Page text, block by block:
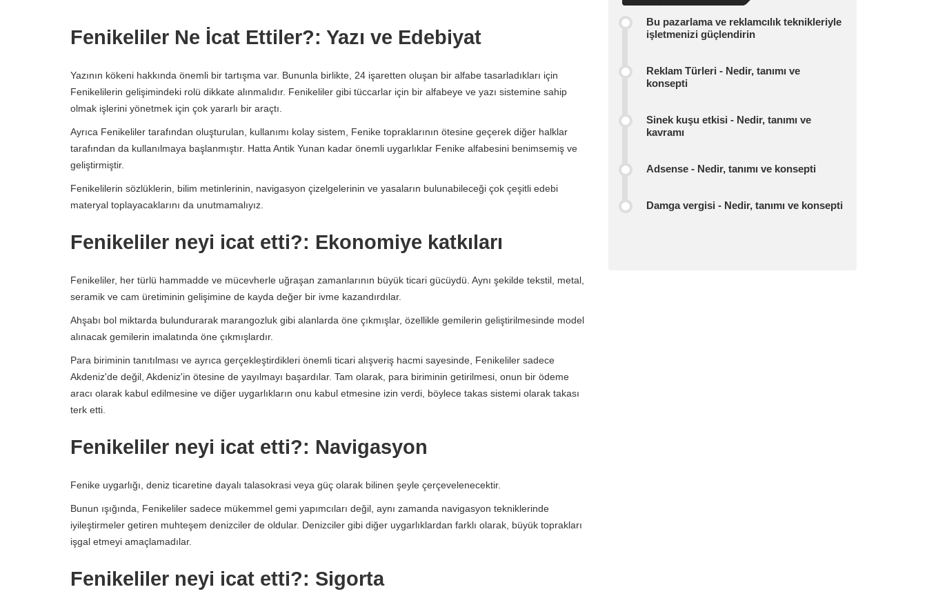
Fenikeliler Ne İcat Ettiler?: Yazı ve Edebiyat
Yazının kökeni hakkında önemli bir tartışma var. Bununla birlikte, 24 işaretten oluşan bir alfabe tasarladıkları için
Fenikelilerin gelişimindeki rolü dikkate alınmalıdır. Fenikeliler gibi tüccarlar için bir alfabeye ve yazı sistemine sahip
olmak işlerini yönetmek için çok yararlı bir araçtı.
Ayrıca Fenikeliler tarafından oluşturulan, kullanımı kolay sistem, Fenike topraklarının ötesine geçerek diğer halklar
tarafından da kullanılmaya başlanmıştır. Hatta Antik Yunan kadar önemli uygarlıklar Fenike alfabesini benimsemiş ve
geliştirmiştir.
Fenikelilerin sözlüklerin, bilim metinlerinin, navigasyon çizelgelerinin ve yasaların bulunabileceği çok çeşitli edebi
materyal toplayacaklarını da unutmamalıyız.
Fenikeliler neyi icat etti?: Ekonomiye katkıları
Fenikeliler, her türlü hammadde ve mücevherle uğraşan zamanlarının büyük ticari gücüydü. Aynı şekilde tekstil, metal,
seramik ve cam üretiminin gelişimine de kayda değer bir ivme kazandırdılar.
Ahşabı bol miktarda bulundurarak marangozluk gibi alanlarda öne çıkmışlar, özellikle gemilerin geliştirilmesinde model
alınacak gemilerin imalatında öne çıkmışlardır.
Para biriminin tanıtılması ve ayrıca gerçekleştirdikleri önemli ticari alışveriş hacmi sayesinde, Fenikeliler sadece
Akdeniz'de değil, Akdeniz'in ötesine de yayılmayı başardılar. Tam olarak, para biriminin getirilmesi, onun bir ödeme
aracı olarak kabul edilmesine ve diğer uygarlıkların onu kabul etmesine izin verdi, böylece takas sistemi olarak takası
terk etti.
Fenikeliler neyi icat etti?: Navigasyon
Fenike uygarlığı, deniz ticaretine dayalı talasokrasi veya güç olarak bilinen şeyle çerçevelenecektir.
Bunun ışığında, Fenikeliler sadece mükemmel gemi yapımcıları değil, aynı zamanda navigasyon tekniklerinde
iyileştirmeler getiren muhteşem denizciler de oldular. Denizciler gibi diğer uygarlıklardan farklı olarak, büyük toprakları
işgal etmeyi amaçlamadılar.
Fenikeliler neyi icat etti?: Sigorta
Bu pazarlama ve reklamcılık teknikleriyle
işletmenizi güçlendirin
Reklam Türleri - Nedir, tanımı ve
konsepti
Sinek kuşu etkisi - Nedir, tanımı ve
kavramı
Adsense - Nedir, tanımı ve konsepti
Damga vergisi - Nedir, tanımı ve konsepti